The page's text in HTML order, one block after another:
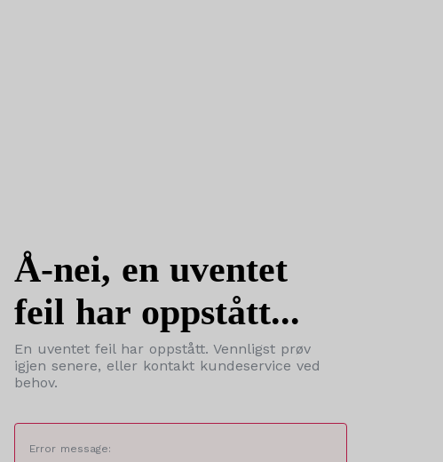
Å-nei, en uventet
feil har oppstått...
En uventet feil har oppstått. Vennligst prøv
igjen senere, eller kontakt kundeservice ved
behov.
Error message: